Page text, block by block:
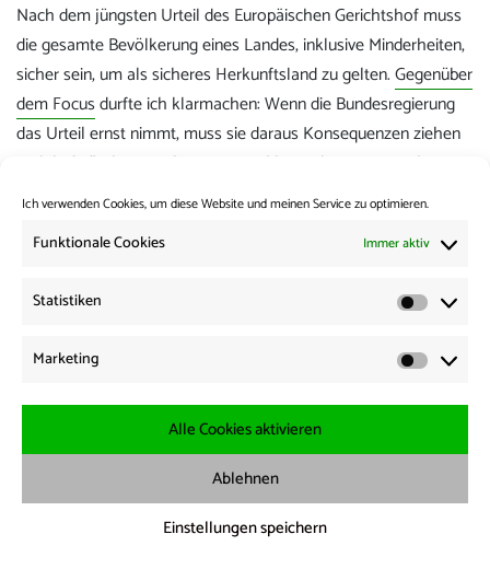
Ich verwenden Cookies, um diese Website und meinen Service zu optimieren.
Funktionale Cookies Immer aktiv
Statistiken
Marketing
Alle Cookies aktivieren
Ablehnen
Einstellungen speichern
Nach dem jüngsten Urteil des Europäischen Gerichtshof muss
die gesamte Bevölkerung eines Landes, inklusive Minderheiten,
sicher sein, um als sicheres Herkunftsland zu gelten.Gegenüber
dem Focusdurfte ich klarmachen: Wenn die Bundesregierung
das Urteil ernst nimmt, muss sie daraus Konsequenzen ziehen
und darf Länder wie Algerien, Marokko und Tunesien nicht zu
sicheren Herkunftstaaten erklären.
Kategorie:Pressespiegel
Beitrags-
Navigation
Vorherige:
Beitrag:
Rechtsstaatlichkeit von Innenministern
Weiter:
Beitrag:
Phoenix Unter den Linden: 10 Jahre “Wir schaffen das”
Datenschutz·Cookie Richtline